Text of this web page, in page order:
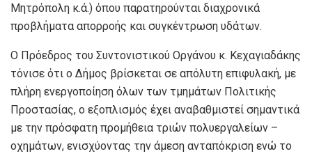
Μητρόπολη κ.ά.) όπου παρατηρούνται διαχρονικά
προβλήματα απορροής και συγκέντρωση υδάτων.
Ο Πρόεδρος του Συντονιστικού Οργάνου κ. Κεχαγιαδάκης
τόνισε ότι ο Δήμος βρίσκεται σε απόλυτη επιφυλακή, με
πλήρη ενεργοποίηση όλων των τμημάτων Πολιτικής
Προστασίας, ο εξοπλισμός έχει αναβαθμιστεί σημαντικά
με την πρόσφατη προμήθεια τριών πολυεργαλείων –
οχημάτων, ενισχύοντας την άμεση ανταπόκριση ενώ το